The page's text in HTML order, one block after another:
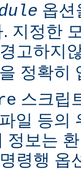
옵션
지정한
고하지
정확히
스크립
일 등의
정보는
령행 옵